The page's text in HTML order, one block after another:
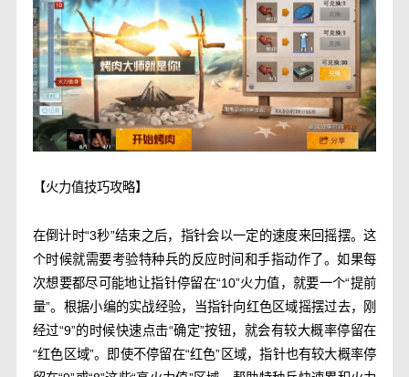
【火力值技巧攻略】
在倒计时“3秒”结束之后，指针会以一定的速度来回摇摆。这
个时候就需要考验特种兵的反应时间和手指动作了。如果每
次想要都尽可能地让指针停留在“10”火力值，就要一个“提前
量”。根据小编的实战经验，当指针向红色区域摇摆过去，刚
经过“9”的时候快速点击“确定”按钮，就会有较大概率停留在
“红色区域”。即使不停留在“红色”区域，指针也有较大概率停